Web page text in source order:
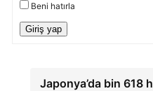
Beni hatırla
Giriş yap
Japonya’da bin 618